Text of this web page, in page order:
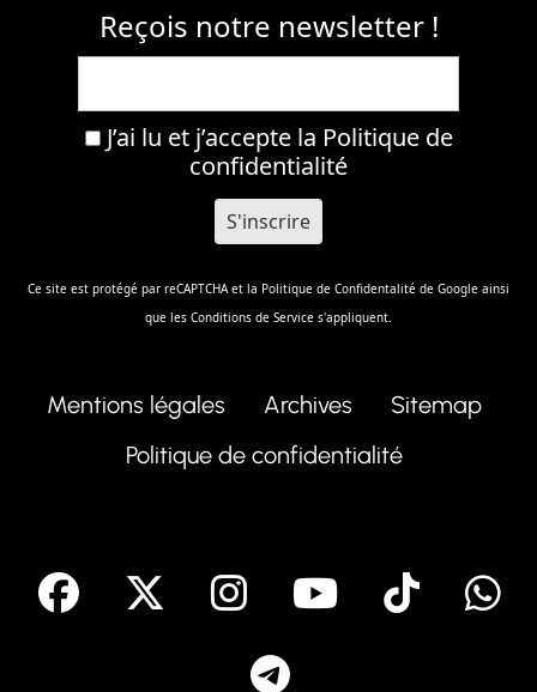
Reçois notre newsletter !
J’ai lu et j’accepte la Politique de
confidentialité
Ce site est protégé par reCAPTCHA et la Politique de Confidentalité de Google ainsi
que les Conditions de Service s'appliquent.
Mentions légales Archives
Sitemap
Politique de confidentialité
facebook Instagram
Youtube
Tik